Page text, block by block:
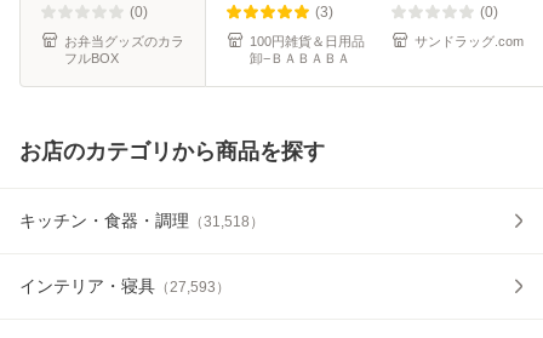
消臭 不織布 換気扇
フィルタ
(0)
お弁当グッズのカラ
フルBOX
均一 100均)(3)
100円雑貨＆日用品
卸−ＢＡＢＡＢＡ
(0)
サンドラッグ.com
お店のカテゴリから商品を探す
キッチン・食器・調理 （31,518 ）
インテリア・寝具 （27,593 ）